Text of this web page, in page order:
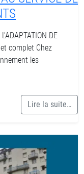
DE
complet Chez
les
Lire la suite…